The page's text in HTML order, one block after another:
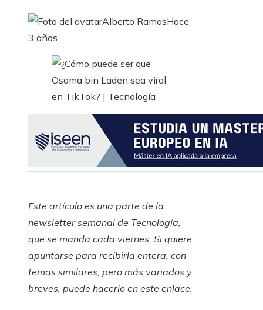
Alberto RamosHace
3 años
Este artículo es una parte de la
newsletter semanal de Tecnología,
que se manda cada viernes. Si quiere
apuntarse para recibirla entera, con
temas similares, pero más variados y
breves, puede hacerlo en este enlace.